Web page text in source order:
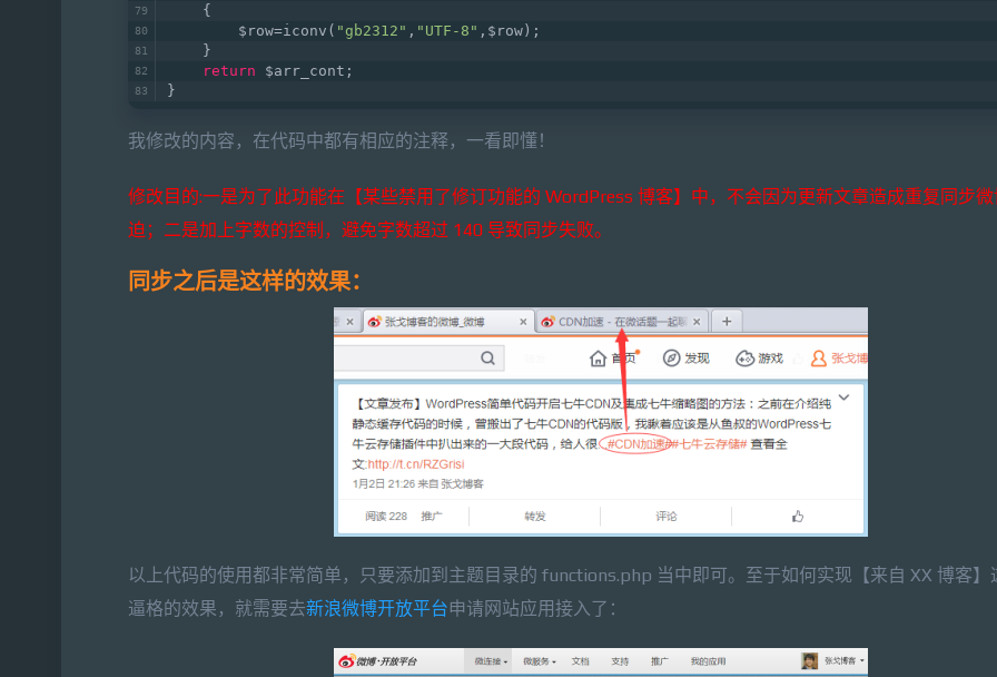
    {
        $row=iconv(
"gb2312" , "UTF-8" ,$row);
    }
return $arr_cont;
}
我修改的内容，在代码中都有相应的注释，一看即懂！
修改目的:一是为了此功能在【某些禁用了修订功能的 WordPress 博客】中，不会因为更新文章造成重复同步
迫；二是加上字数的控制，避免字数超过 140 导致同步失败。
同步之后是这样的效果：
以上代码的使用都非常简单，只要添加到主题目录的 functions.php 当中即可。至于如何实现【来自 XX 博客】
逼格的效果，就需要去新浪微博开放平台申请网站应用接入了：